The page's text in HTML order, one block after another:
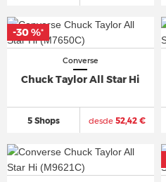
Converse
Chuck Taylor All Star Hi
5 Shops desde52,42 €
-30 %*
-30 %*